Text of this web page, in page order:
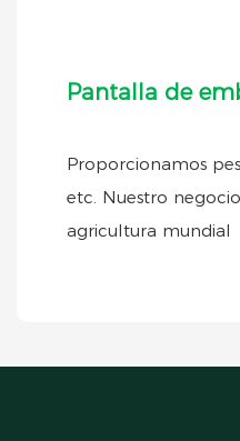
Pantalla de
Proporcionamos
etc. Nuestro
agricultura mundial